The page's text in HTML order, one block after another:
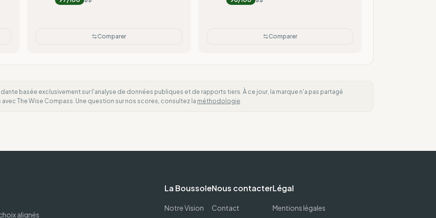
Comparer Comparer
basée exclusivement sur l'analyse de données publiques et de rapports tiers. À ce jour, la marque n'a pas partagé
The Wise Compass. Une question sur nos scores, consultez la méthodologie
alignés
La Boussole
Notre Vision
Nous contacter
Contact
Légal
Mentions légales